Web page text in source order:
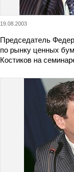
19.08.2003
Председатель
по рынку ценных
Костиков на